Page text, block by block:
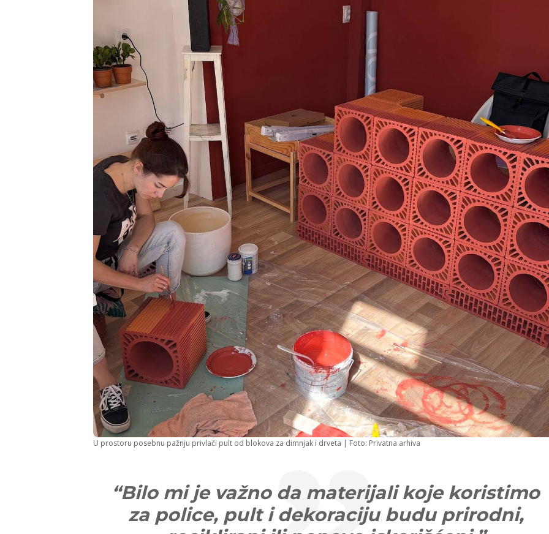
U prostoru posebnu pažnju privlači pult od blokova za dimnjak i drveta | Foto: Privatna arhiva
“Bilo mi je važno da materijali koje koristimo
za police, pult i dekoraciju budu prirodni,